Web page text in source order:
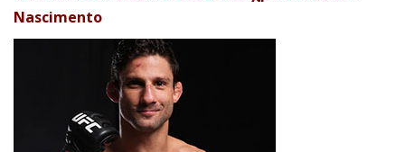
Nascimento